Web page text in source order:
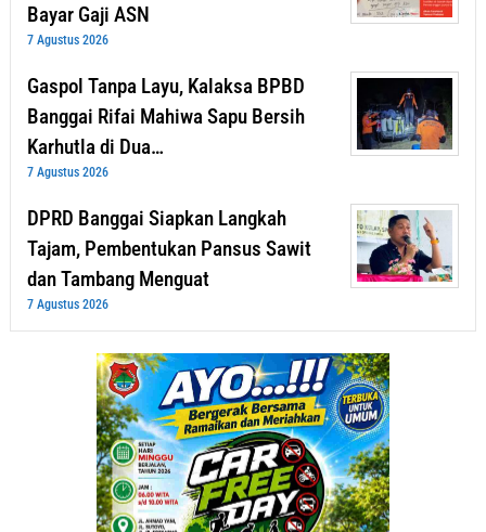
Bayar Gaji ASN
7 Agustus 2026
Gaspol Tanpa Layu, Kalaksa BPBD
Banggai Rifai Mahiwa Sapu Bersih
Karhutla di Dua…
7 Agustus 2026
DPRD Banggai Siapkan Langkah
Tajam, Pembentukan Pansus Sawit
dan Tambang Menguat
7 Agustus 2026